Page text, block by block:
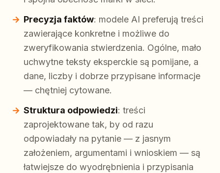
Precyzja faktów: modele AI preferują treści
zawierające konkretne i możliwe do
zweryfikowania stwierdzenia. Ogólne, mało
uchwytne teksty eksperckie są pomijane, a
dane, liczby i dobrze przypisane informacje
— chętniej cytowane.
Struktura odpowiedzi: treści
zaprojektowane tak, by od razu
odpowiadały na pytanie — z jasnym
założeniem, argumentami i wnioskiem — są
łatwiejsze do wyodrębnienia i przypisania